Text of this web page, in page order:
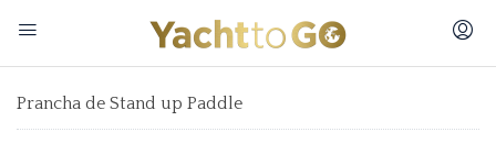
Prancha de Stand up Paddle